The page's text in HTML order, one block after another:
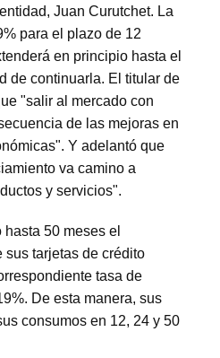
Juan Curutchet. La
para el plazo de 12
en principio hasta el
de continuarla. El titular de
"salir al mercado con
de las mejoras en
Y adelantó que
va camino a
y servicios".
50 meses el
sus tarjetas de crédito
tasa de
De esta manera, sus
consumos en 12, 24 y 50